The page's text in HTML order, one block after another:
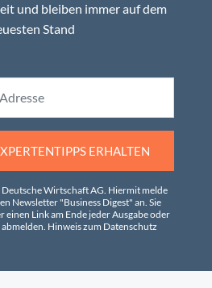
und bleiben immer auf dem
Stand
ERHALTEN
Deutsche Wirtschaft AG. Hiermit melde
Newsletter "Business Digest" an. Sie
einen Link am Ende jeder Ausgabe oder
Hinweis zum Datenschutz